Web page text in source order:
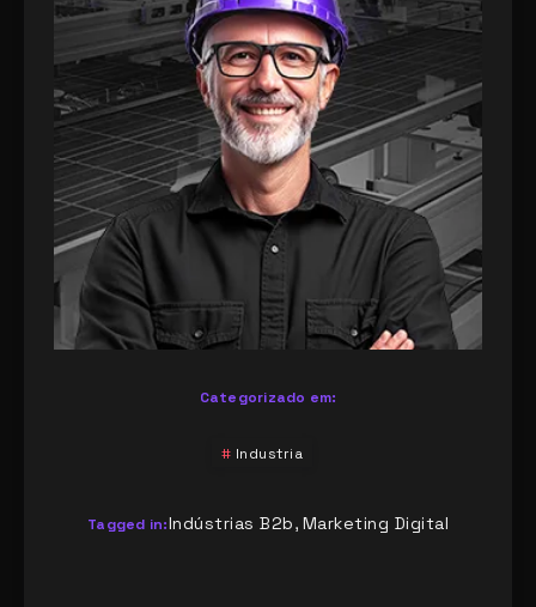
Categorizado em:
Industria
Tagged in:Indústrias B2b, Marketing Digital